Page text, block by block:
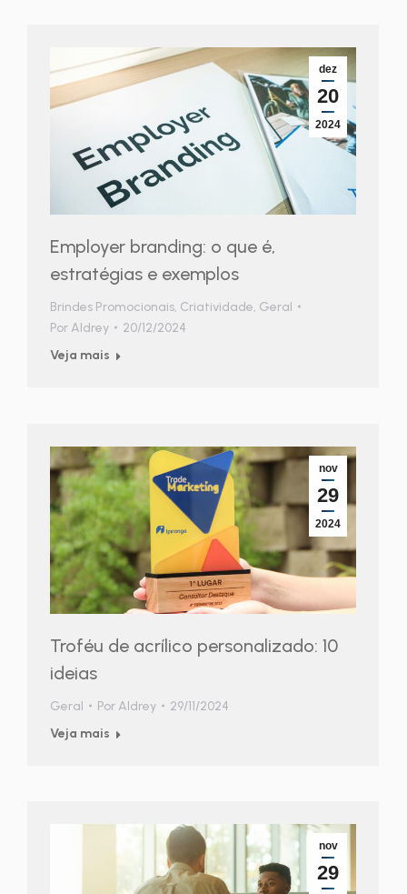
dez
20
2024
Employer branding: o que é,
estratégias e exemplos
Brindes Promocionais, Criatividade, Geral
Por Aldrey
20/12/2024
Veja mais
nov
29
2024
Troféu de acrílico personalizado: 10
ideias
Geral Por Aldrey
29/11/2024
Veja mais
nov
29